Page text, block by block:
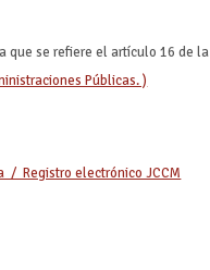
que se refiere el artículo 16 de la
Públicas. )
/ Registro electrónico JCCM